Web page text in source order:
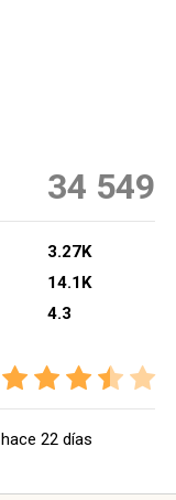
34 549
3.27K
14.1K
4.3
hace 22 días